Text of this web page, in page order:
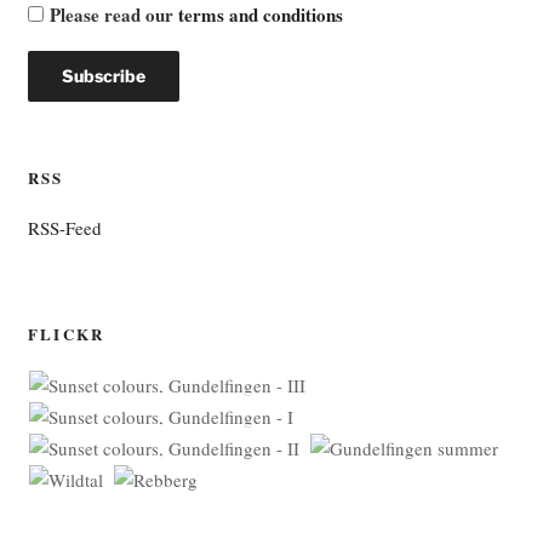
Please read ourterms and conditions
RSS
RSS-Feed
FLICKR